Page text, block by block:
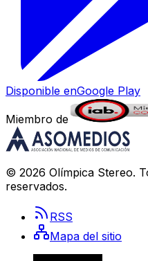
Disponible enGoogle Play
Miembro de
© 2026 Olímpica Stereo.
reservados.
RSS
Mapa del sitio